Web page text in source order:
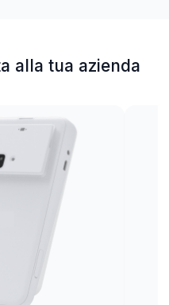
alla tua azienda